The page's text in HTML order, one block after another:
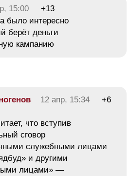
15:00
+13
было интересно
берёт деньги
кампанию
12 апр, 15:34 +6
что вступив
сговор
служебными лицами
и другими
лицами» —